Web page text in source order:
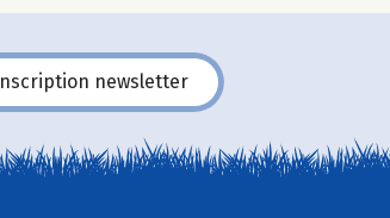
Inscription newsletter